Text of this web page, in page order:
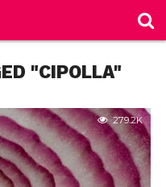
"CIPOLLA"
279.2K